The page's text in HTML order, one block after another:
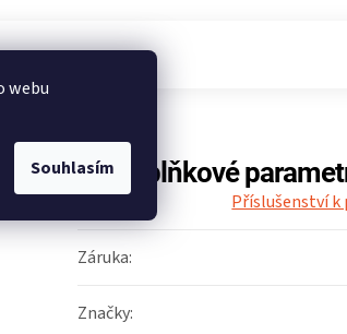
webu
SouhlasímDoplňkové
Kategorie Příslušenství
Záruka:
Značky: